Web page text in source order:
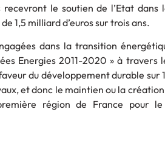
le soutien de l’Etat dans
1,5 milliard d’euros sur trois ans.
dans la transition
Energies 2011-2020 » à travers
du développement durable sur
et donc le maintien ou la création
région de France pour